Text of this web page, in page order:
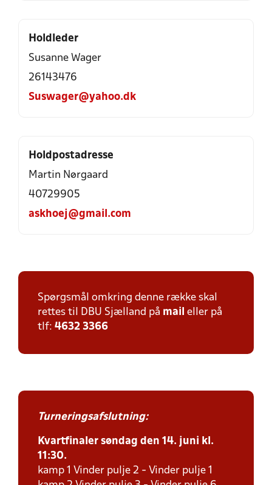
Holdleder
Susanne Wager
26143476
Suswager@yahoo.dk
Holdpostadresse
Martin Nørgaard
40729905
askhoej@gmail.com
Spørgsmål omkring denne række skal
rettes til DBU Sjælland på mail eller på
tlf: 4632 3366
Turneringsafslutning:
Kvartfinaler søndag den 14. juni kl.
11:30.
kamp 1 Vinder pulje 2 - Vinder pulje 1